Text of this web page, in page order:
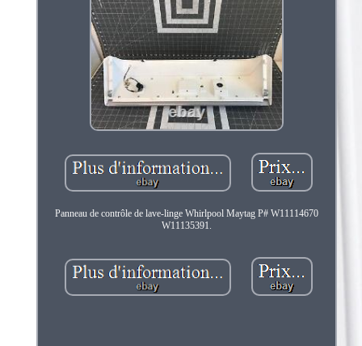
Panneau de contrôle de lave-linge Whirlpool Maytag P# W11114670
W11135391.